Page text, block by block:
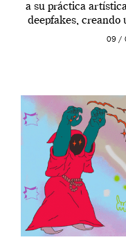
a su práctica
deepfakes, creando
09 /